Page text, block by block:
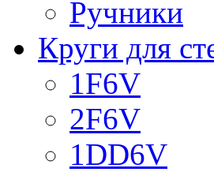
Ручники
Круги для
1F6V
2F6V
1DD6V